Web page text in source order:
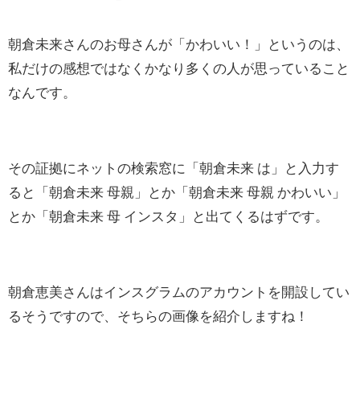
朝倉未来さんのお母さんが「かわいい！」というのは、
私だけの感想ではなくかなり多くの人が思っていること
なんです。
その証拠にネットの検索窓に「朝倉未来 は」と入力す
ると「朝倉未来 母親」とか「朝倉未来 母親 かわいい」
とか「朝倉未来 母 インスタ」と出てくるはずです。
朝倉恵美さんはインスグラムのアカウントを開設してい
るそうですので、そちらの画像を紹介しますね！